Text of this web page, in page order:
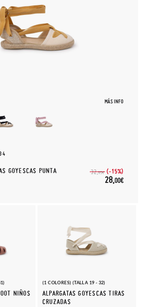
MÁS INFO
GOYESCAS PUNTA
32,95€ (-15%)
28,00€
NIÑOS
(1 COLORES) (TALLA 19 - 32)
ALPARGATAS GOYESCAS TIRAS
CRUZADAS